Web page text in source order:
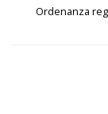
Ordenanza